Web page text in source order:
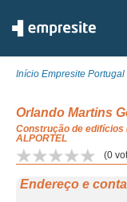
Início Empresite Portugal
Orlando Martins
Construção de edifícios
ALPORTEL
(0
Endereço e